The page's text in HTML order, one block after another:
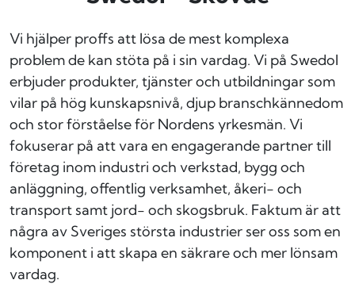
Vi hjälper proffs att lösa de mest komplexa
problem de kan stöta på i sin vardag. Vi på Swedol
erbjuder produkter, tjänster och utbildningar som
vilar på hög kunskapsnivå, djup branschkännedom
och stor förståelse för Nordens yrkesmän. Vi
fokuserar på att vara en engagerande partner till
företag inom industri och verkstad, bygg och
anläggning, offentlig verksamhet, åkeri- och
transport samt jord- och skogsbruk. Faktum är att
några av Sveriges största industrier ser oss som en
komponent i att skapa en säkrare och mer lönsam
vardag.